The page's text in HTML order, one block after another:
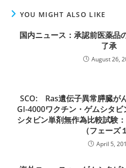
YOU MIGHT ALSO LIKE
国内ニュース：承認前医薬
了承
August 26,
SCO: Ras遺伝子異常膵臓が
GI-4000ワクチン・ゲム
シタビン単剤無作為比較試験
（フェーズ
April 5,